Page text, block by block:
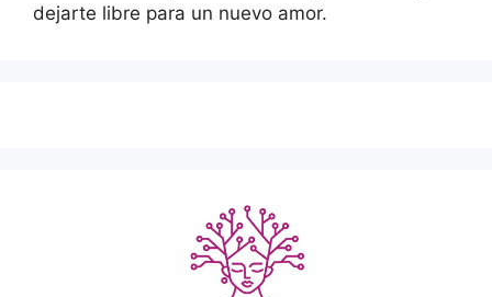
dejarte libre para un nuevo amor.